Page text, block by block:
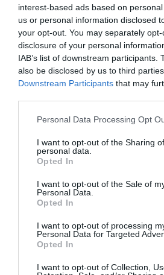
interest-based ads based on
us or personal information disclosed
your opt-out. You may separately
disclosure of your personal
IAB’s list of downstream participants.
also be disclosed by us to third
Downstream Participants that may
Please note that this website/app
not limited to your visit or usage
grant or deny consent to Google and
use your data for below specified
consent section.
Personal Data Processing Opt
I want to opt-out of the Sharing
personal data.
Opted In
I want to opt-out of the Sale of
Personal Data.
Opted In
I want to opt-out of processing
Personal Data for Targeted
Opted In
I want to opt-out of Collection,
Σ. Καλαφάτης: «Η
Τεχνητή Νοημοσύνη
δεν είναι απλώς μια
νέα τεχνολογία, είναι
μια νέα βιομηχανική
επανάσταση»
31.07.2026
Νέος οδηγός του ΕΚΤ
για τη χρηματοδότηση
επιχειρήσεων στον
Η πιο ταξιδιάρικη
βαλίτσα του φετινού
καλοκαιριού έχει την
υπογραφή της Xiaomi
31.07.2026
ΟΛΗ Η ΡΟΗ ΕΙΔΗΣΕΩΝ